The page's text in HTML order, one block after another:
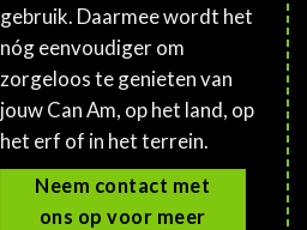
gebruik. Daarmee wordt het
nóg eenvoudiger om
zorgeloos te genieten van
jouw Can Am, op het land, op
het erf of in het terrein.
Neem contact met
ons op voor meer